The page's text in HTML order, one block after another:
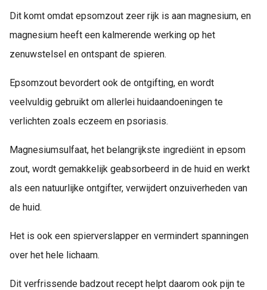
Dit komt omdat epsomzout zeer rijk is aan magnesium, en
magnesium heeft een kalmerende werking op het
zenuwstelsel en ontspant de spieren.
Epsomzout bevordert ook de ontgifting, en wordt
veelvuldig gebruikt om allerlei huidaandoeningen te
verlichten zoals eczeem en psoriasis.
Magnesiumsulfaat, het belangrijkste ingrediënt in epsom
zout, wordt gemakkelijk geabsorbeerd in de huid en werkt
als een natuurlijke ontgifter, verwijdert onzuiverheden van
de huid.
Het is ook een spierverslapper en vermindert spanningen
over het hele lichaam.
Dit verfrissende badzout recept helpt daarom ook pijn te